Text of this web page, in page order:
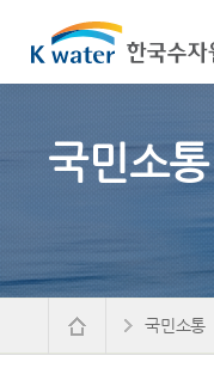
국민소통
국민소통